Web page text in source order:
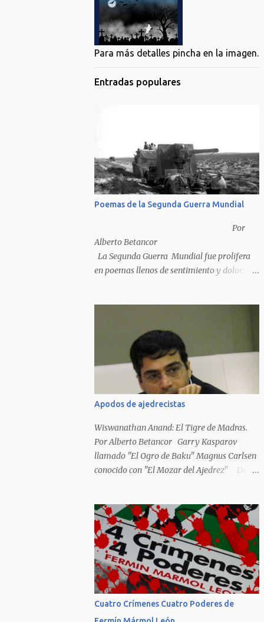
Para más detalles pincha en la imagen.
Entradas populares
Poemas de la Segunda Guerra Mundial
Por
Alberto Betancor
La Segunda Guerra Mundial fue prolifera
en poemas llenos de sentimiento y dolor.
en muchos casos destruidos por las llamas
del fuego como sucedió con los generales y
poetas japoneses Masaharu Homma y
Hideky Tojo. Mejor suerte no corrieron los
poetas alemanes, italianos o los franceses
que acariciaron la causa nacional socialista,
sus nombres con sus escritos de...
Apodos de ajedrecistas
Wiswanathan Anand: El Tigre de Madras.
Por Alberto Betancor Garry Kasparov
llamado "El Ogro de Baku" Magnus Carlsen
conocido con "El Mozar del Ajedrez" Desde
colocar apodos, motes, alias,sobrenombres,
seudónimos, apelativos y remoquetes. El
juego ciencia no escapa de esto y hemos
tenido una serie de apodos para las estrellas
del ajedrez, en algunos casos muy
originales. Aquí les dejo una breve lista con
algunos de los nombres de los más
Cuatro Crímenes Cuatro Poderes de